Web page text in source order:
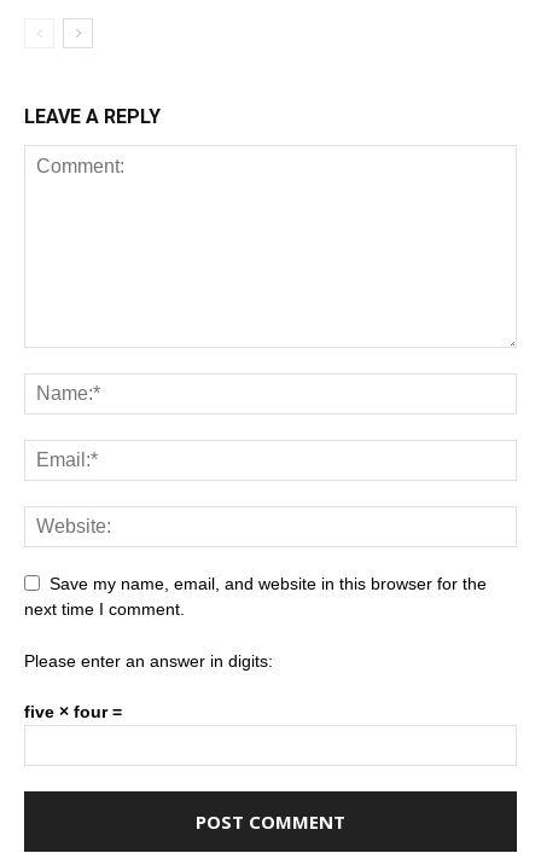
LEAVE A REPLY
Save my name, email, and website in this browser for the
next time I comment.
Please enter an answer in digits:
five × four =